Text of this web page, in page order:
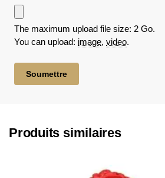
The maximum upload file size: 2 Go.
You can upload: image, video.
Produits similaires